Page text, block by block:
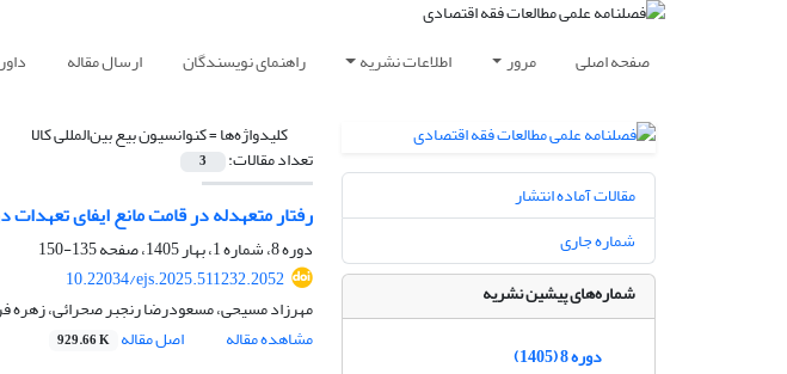
صفحه اصلی مرور اطلاعات نشریه راهنمای نویسندگان ارسال مقاله
کلیدواژه‌ها =کنوانسیون بیع بین‌المللی کالا
تعداد مقالات: 3
رفتار متعهدله در قامت مانع ایفای تعهدات
دوره 8، شماره 1، بهار 1405، صفحه
135-150
10.22034/ejs.2025.511232.2052
مهرزاد مسیحی، مسعودرضا رنجبر صحرائی، زهره
مشاهده مقاله
اصل مقاله 929.66 K
مقالات آماده انتشار
شماره جاری
شماره‌های پیشین نشریه
دوره 8 (1405)